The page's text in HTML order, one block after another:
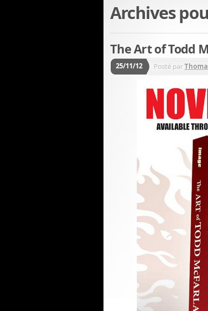
Archives
The Art of Todd
25/11/12 Posté par